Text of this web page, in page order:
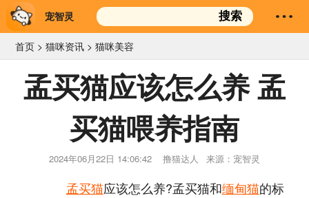
宠智灵 搜索
首页 >猫咪资讯 >猫咪美容
孟买猫应该怎么养 孟
买猫喂养指南
2024年06月22日 14:06:42 撸猫达人 来源：宠智灵
孟买猫应该怎么养?孟买猫和缅甸猫的标